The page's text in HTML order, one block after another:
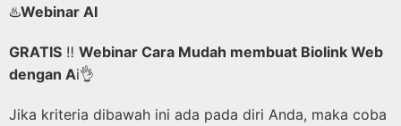
♨️Webinar AI
GRATIS ‼️ Webinar Cara Mudah membuat Biolink Web
dengan Ai👌
Jika kriteria dibawah ini ada pada diri Anda, maka coba